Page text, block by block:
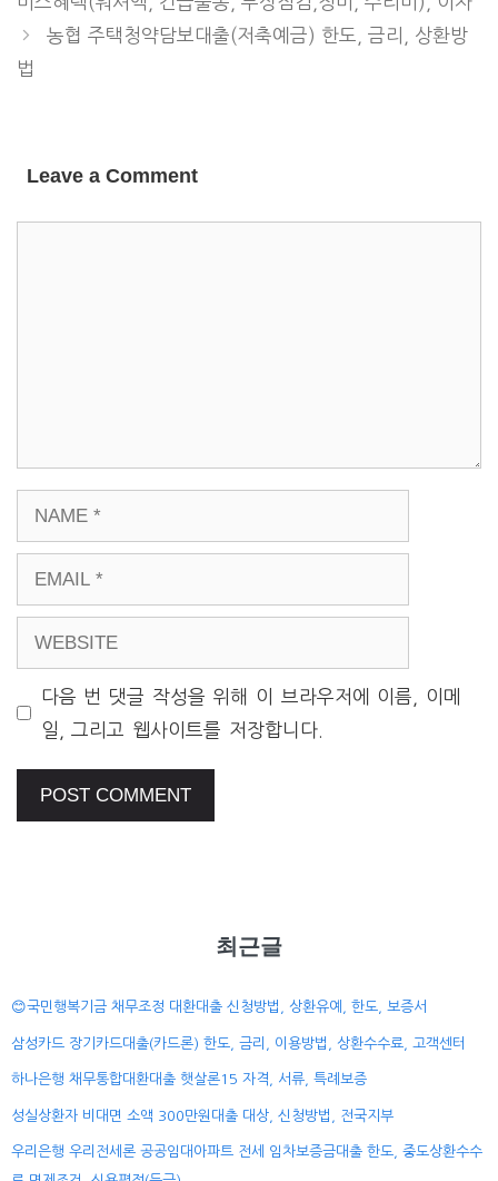
농협 주택청약담보대출(저축예금) 한도, 금리, 상환방
법
Leave a Comment
NAME
EMAIL
WEBSITE
다음 번 댓글 작성을 위해 이 브라우저에 이름, 이메
일, 그리고 웹사이트를 저장합니다.
최근글
😊국민행복기금 채무조정 대환대출 신청방법, 상환유예, 한도, 보증서
삼성카드 장기카드대출(카드론) 한도, 금리, 이용방법, 상환수수료, 고객센터
하나은행 채무통합대환대출 햇살론15 자격, 서류, 특례보증
성실상환자 비대면 소액 300만원대출 대상, 신청방법, 전국지부
우리은행 우리전세론 공공임대아파트 전세 임차보증금대출 한도, 중도상환수수